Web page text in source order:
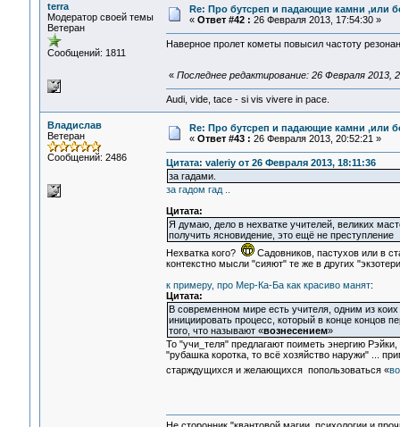
terra
Модератор своей темы
Ветеран
Сообщений: 1811
Re: Про бутсреп и падающие камни ,или
« Ответ #42 : 26 Февраля 2013, 17:54:30 »
Наверное пролет кометы повысил частоту
« Последнее редактирование: 26 Февраля 2013,
Audi, vide, tace - si vis vivere in pace.
Владислав
Ветеран
Сообщений: 2486
Re: Про бутсреп и падающие камни ,или
« Ответ #43 : 26 Февраля 2013, 20:52:21 »
Цитата: valeriy от 26 Февраля 2013, 18:11:36
за гадами.
за гадом гад ..
Цитата:
Я думаю, дело в нехватке учителей, великих
получить ясновидение, это ещё не преступление
Нехватка кого?
Садовников, пастухов или в
контекстно мысли "сияют" те же в других
к примеру, про Мер-Ка-Ба как красиво манят:
Цитата:
В современном мире есть учителя, одним из
инициировать процесс, который в конце концов
того, что называют «вознесением»
То "учи_теля" предлагают поиметь энергию
"рубашка коротка, то всё хозяйство наружи" ...
старждущихся и желающихся попользоваться «